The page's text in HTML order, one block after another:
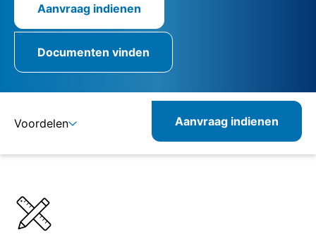
Aanvraag indienen
Documenten vinden
Voordelen
Combineerbare producten
Verwante producten
Aanvraag indienen